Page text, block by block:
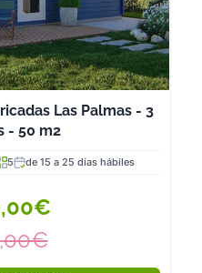
Las Palmas - 3
- 50 m2
5 de 15 a 25 días hábiles